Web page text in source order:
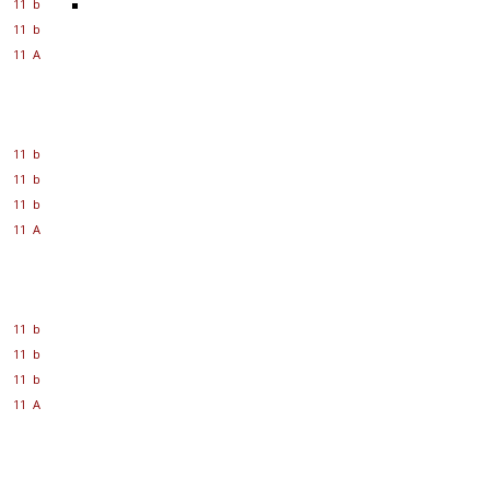
11 b
11 b
11 A
11 b
11 b
11 b
11 A
11 b
11 b
11 b
11 A